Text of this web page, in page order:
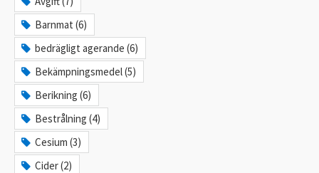
Barnmat (6)
bedrägligt agerande (6)
Bekämpningsmedel (5)
Berikning (6)
Bestrålning (4)
Cesium (3)
Cider (2)